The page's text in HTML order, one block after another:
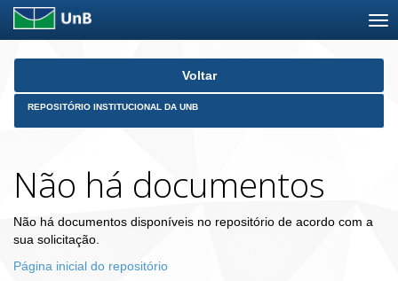
Skip
Voltar
REPOSITÓRIO INSTITUCIONAL DA UNB
Não há documentos
Não há documentos disponíveis no repositório de acordo com a
sua solicitação.
Página inicial do repositório